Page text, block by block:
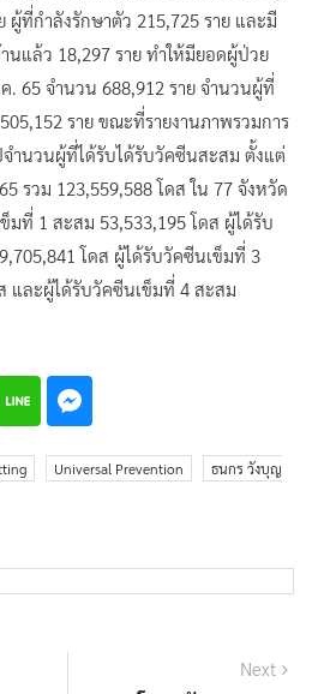
ผู้ที่กำลังรักษาตัว 215,725 ราย และมี
แล้ว 18,297 ราย ทำให้มียอดผู้ป่วย
65 จำนวน 688,912 ราย จำนวนผู้ที่
ราย ขณะที่รายงานภาพรวมการ
ำนวนผู้ที่ได้รับได้รับวัคซีนสะสม ตั้งแต่
รวม 123,559,588 โดส ใน 77 จังหวัด
มที่ 1 สะสม 53,533,195 โดส ผู้ได้รับ
โดส ผู้ได้รับวัคซีนเข็มที่ 3
และผู้ได้รับวัคซีนเข็มที่ 4 สะสม
Universal Prevention
ธนกร วังบุญ
Next